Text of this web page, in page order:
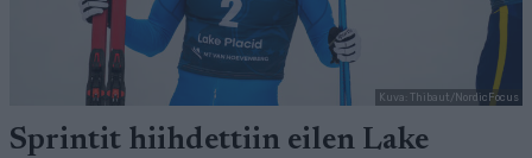
Kuva: Thibaut/NordicFocus
Sprintit hiihdettiin eilen Lake